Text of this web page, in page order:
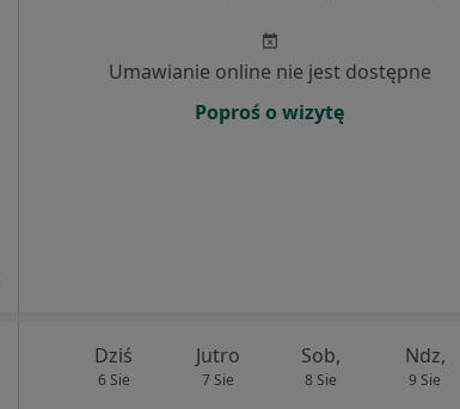
Umawianie online nie jest dostępne
Poproś o wizytę
Dziś
6 Sie
Jutro
7 Sie
Sob,
8 Sie
Ndz,
9 Sie